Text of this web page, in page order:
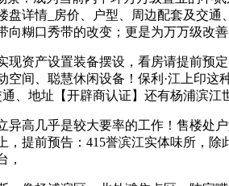
详情_房价、户型、周边配套及交
糊口秀带的改变；更是为万万级改
产设置装备摆设，看房请提前预定
间、聪慧休闲设备！保利·江上印
、地址【开辟商认证】还有杨浦滨江
几乎是较大要率的工作！售楼处
，提前预告：415誉滨江实体味所，
，